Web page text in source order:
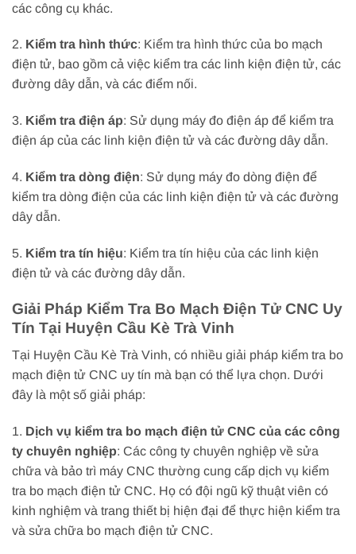
các công cụ khác.
2. Kiểm tra hình thức: Kiểm tra hình thức của bo mạch
điện tử, bao gồm cả việc kiểm tra các linh kiện điện tử, các
đường dây dẫn, và các điểm nối.
3. Kiểm tra điện áp: Sử dụng máy đo điện áp để kiểm tra
điện áp của các linh kiện điện tử và các đường dây dẫn.
4. Kiểm tra dòng điện: Sử dụng máy đo dòng điện để
kiểm tra dòng điện của các linh kiện điện tử và các đường
dây dẫn.
5. Kiểm tra tín hiệu: Kiểm tra tín hiệu của các linh kiện
điện tử và các đường dây dẫn.
Giải Pháp Kiểm Tra Bo Mạch Điện Tử CNC Uy
Tín Tại Huyện Cầu Kè Trà Vinh
Tại Huyện Cầu Kè Trà Vinh, có nhiều giải pháp kiểm tra bo
mạch điện tử CNC uy tín mà bạn có thể lựa chọn. Dưới
đây là một số giải pháp:
1. Dịch vụ kiểm tra bo mạch điện tử CNC của các công
ty chuyên nghiệp: Các công ty chuyên nghiệp về sửa
chữa và bảo trì máy CNC thường cung cấp dịch vụ kiểm
tra bo mạch điện tử CNC. Họ có đội ngũ kỹ thuật viên có
kinh nghiệm và trang thiết bị hiện đại để thực hiện kiểm tra
và sửa chữa bo mạch điện tử CNC.